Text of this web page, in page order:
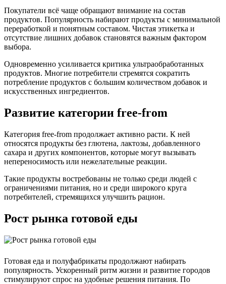
Покупатели всё чаще обращают внимание на состав
продуктов. Популярность набирают продукты с минимальной
переработкой и понятным составом. Чистая этикетка и
отсутствие лишних добавок становятся важным фактором
выбора.
Одновременно усиливается критика ультраобработанных
продуктов. Многие потребители стремятся сократить
потребление продуктов с большим количеством добавок и
искусственных ингредиентов.
Развитие категории free-from
Категория free-from продолжает активно расти. К ней
относятся продукты без глютена, лактозы, добавленного
сахара и других компонентов, которые могут вызывать
непереносимость или нежелательные реакции.
Такие продукты востребованы не только среди людей с
ограничениями питания, но и среди широкого круга
потребителей, стремящихся улучшить рацион.
Рост рынка готовой еды
Готовая еда и полуфабрикаты продолжают набирать
популярность. Ускоренный ритм жизни и развитие городов
стимулируют спрос на удобные решения питания. По